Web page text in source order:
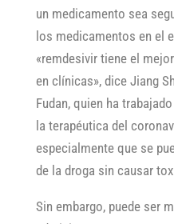
un medicamento sea
los medicamentos en el
«remdesivir tiene el
en clínicas», dice Jiang
Fudan, quien ha
la terapéutica del
especialmente que se
de la droga sin causar
Sin embargo, puede ser